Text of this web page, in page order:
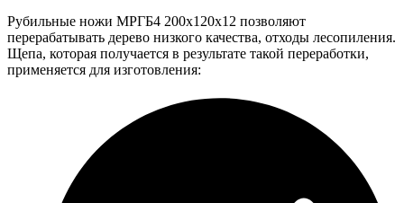
Рубильные ножи МРГБ4 200x120x12 позволяют
перерабатывать дерево низкого качества, отходы лесопиления.
Щепа, которая получается в результате такой переработки,
применяется для изготовления: